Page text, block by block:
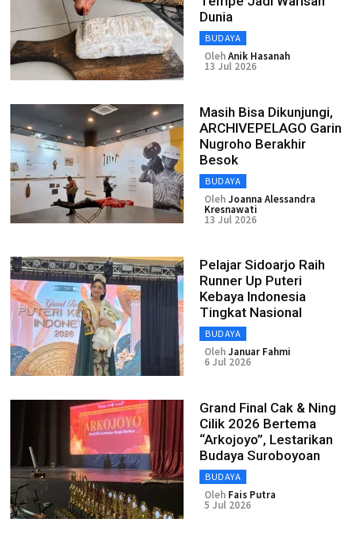
Dunia
BUDAYA
OlehAnik Hasanah
13 Jul 2026
Masih Bisa Dikunjungi,
ARCHIVEPELAGO Garin
Nugroho Berakhir
Besok
BUDAYA
OlehJoanna Alessandra
Kresnawati
13 Jul 2026
Pelajar Sidoarjo Raih
Runner Up Puteri
Kebaya Indonesia
Tingkat Nasional
BUDAYA
OlehJanuar Fahmi
6 Jul 2026
Grand Final Cak & Ning
Cilik 2026 Bertema
“Arkojoyo”, Lestarikan
Budaya Suroboyoan
BUDAYA
Oleh Fais Putra
5 Jul 2026